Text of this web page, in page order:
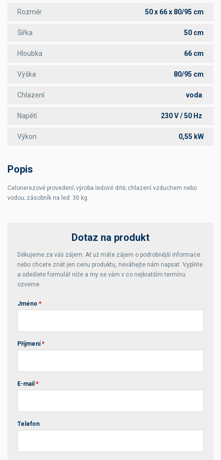
Rozměr 50 x 66 x 80/95 cm
Šířka 50 cm
Hloubka 66 cm
Výška 80/95 cm
Chlazení voda
Napětí 230 V / 50 Hz
Výkon 0,55 kW
Popis
Celonerezové provedení; výroba ledové drtě; chlazení vzduchem nebo
vodou; zásobník na led: 30 kg.
Dotaz na produkt
Děkujeme za váš zájem. Ať už máte zájem o podrobnější informace
nebo chcete znát jen cenu produktu, neváhejte nám napsat. Vyplňte
a odešlete formulář níže a my se vám v co nejkratším termínu
ozveme.
Jméno *
Příjmení *
E-mail *
Telefon